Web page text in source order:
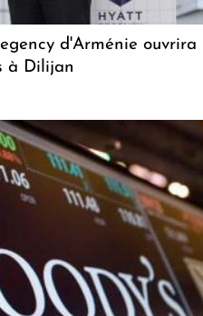
d'Arménie ouvrira
à Dilijan